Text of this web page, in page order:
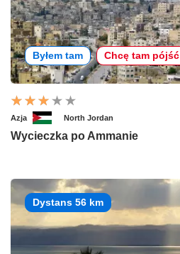
Byłem tam Chcę tam pójść
Azja North Jordan
Wycieczka po Ammanie
Dystans 56 km